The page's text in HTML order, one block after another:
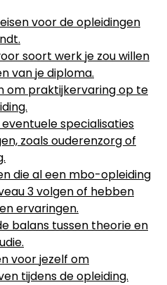
voor de opleidingen
soort werk je zou willen
van je diploma.
om praktijkervaring op te
specialisaties
zoals ouderenzorg of
die al een mbo-opleiding
3 volgen of hebben
ervaringen.
balans tussen theorie en
voor jezelf om
tijdens de opleiding.